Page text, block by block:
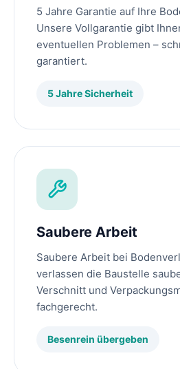
5 Jahre Garantie auf Ihre
Unsere Vollgarantie gibt
eventuellen Problemen –
garantiert.
5 Jahre Sicherheit
Saubere Arbeit
Saubere Arbeit bei
verlassen die Baustelle
Verschnitt und
fachgerecht.
Besenrein übergeben